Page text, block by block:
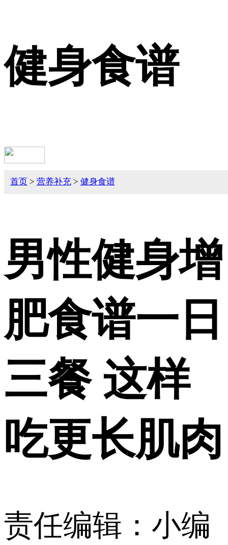
健身食谱
首页 > 营养补充> 健身食谱
男性健身增
肥食谱一日
三餐 这样
吃更长肌肉
责任编辑：小编